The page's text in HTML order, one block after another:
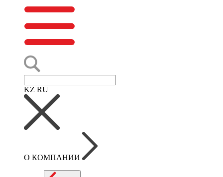
KZ RU
О КОМПАНИИ